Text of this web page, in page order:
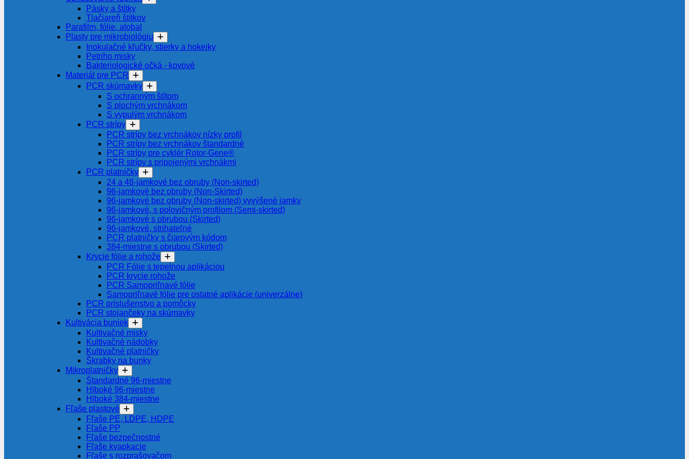
Pásky a štítky
Tlačiareň štítkov
Parafilm, fólie, alobal
Plasty pre mikrobiológiu
Inokulačné kľučky, stierky a hokejky
Petriho misky
Bakteriologické očká - kovové
Materiál pre PCR
PCR skúmavky
S ochranným štítom
S plochým vrchnákom
S vypulým vrchnákom
PCR strípy
PCR strípy bez vrchnákov nízky profil
PCR strípy bez vrchnákov štandardné
PCR strípy pre cyklér Rotor-Gene®
PCR strípy s pripojenými vrchnákmi
PCR platničky
24 a 48-jamkové bez obruby (Non-skirted)
96-jamkové bez obruby (Non-Skirted)
96-jamkové bez obruby (Non-skirted) vyvýšené jamky
96-jamkové, s polovičným profilom (Semi-skirted)
96-jamkové s obrubou (Skirted)
96-jamkové, strihateľné
PCR platničky s čiarovým kódom
384-miestne s obrubou (Skirted)
Krycie fólie a rohože
PCR Fólie s tepelnou aplikáciou
PCR krycie rohože
PCR Samopriľnavé fólie
Samopriľnavé fólie pre ostatné aplikácie (univerzálne)
PCR príslušenstvo a pomôcky
PCR stojančeky na skúmavky
Kultivácia buniek
Kultivačné misky
Kultivačné nádobky
Kultivačné platničky
Škrabky na bunky
Mikroplatničky
Štandardné 96-miestne
Hlboké 96-miestne
Hlboké 384-miestne
Fľaše plastové
Fľaše PE, LDPE, HDPE
Fľaše PP
Fľaše bezpečnostné
Fľaše kvapkacie
Fľaše s rozprašovačom